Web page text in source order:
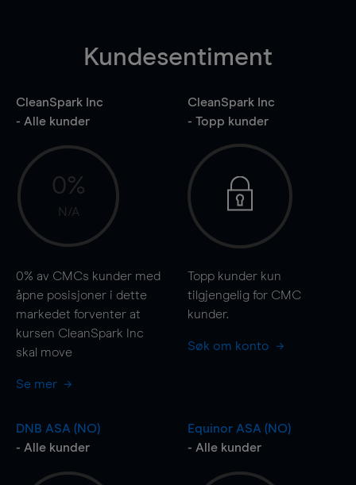
Kundesentiment
CleanSpark Inc
- Alle kunder
0%
N/A
0% av CMCs kunder med
åpne posisjoner i dette
markedet forventer at
kursen CleanSpark Inc
skal move
Se mer
CleanSpark Inc
- Topp kunder
Topp kunder kun
tilgjengelig for CMC
kunder.
Søk om konto
DNB ASA (NO)
- Alle kunder
Equinor ASA (NO)
- Alle kunder